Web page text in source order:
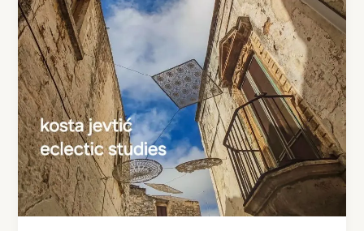
pijaniste
i
kompozitora
Koste
Jevtića